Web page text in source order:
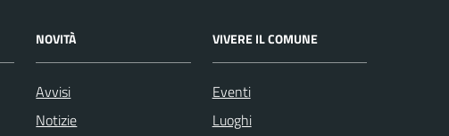
NOVITÀ
Avvisi
Notizie
VIVERE IL COMUNE
Eventi
Luoghi